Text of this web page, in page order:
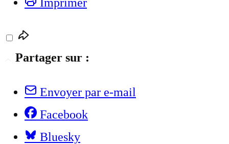
Partager sur :
Envoyer par e-mail
Facebook
Bluesky